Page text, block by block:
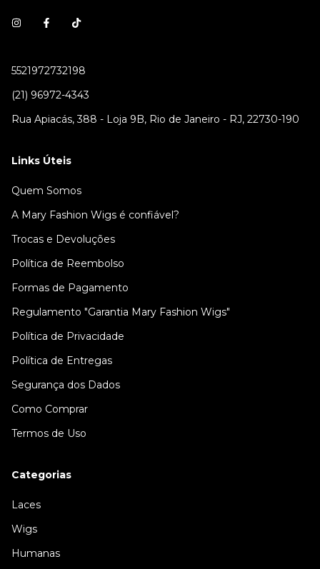
5521972732198
(21) 96972-4343
Rua Apiacás, 388 - Loja 9B, Rio de Janeiro - RJ, 22730-190
Links Úteis
Quem Somos
A Mary Fashion Wigs é confiável?
Trocas e Devoluções
Política de Reembolso
Formas de Pagamento
Regulamento "Garantia Mary Fashion Wigs"
Política de Privacidade
Política de Entregas
Segurança dos Dados
Como Comprar
Termos de Uso
Categorias
Laces
Wigs
Humanas